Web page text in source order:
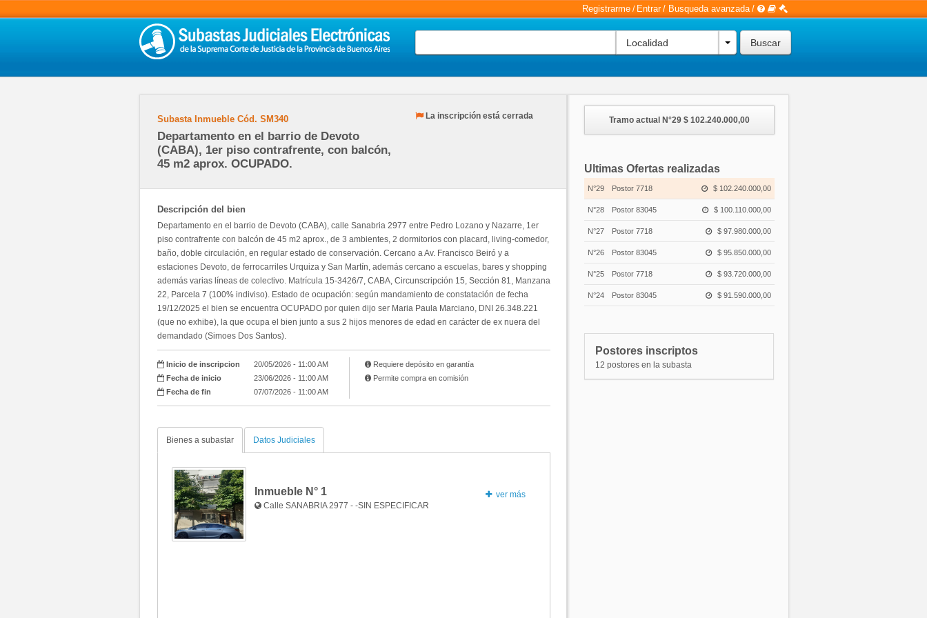
Registrarme / Entrar / Busqueda avanzada /
Localidad
Subasta Inmueble Cód. SM340
Departamento en el barrio de Devoto
(CABA), 1er piso contrafrente, con balcón,
45 m2 aprox. OCUPADO.
La inscripción está cerrada
Descripción del bien
Departamento en el barrio de Devoto (CABA), calle Sanabria 2977 entre Pedro Lozano y Nazarre, 1er
piso contrafrente con balcón de 45 m2 aprox., de 3 ambientes, 2 dormitorios con placard, living-comedor,
baño, doble circulación, en regular estado de conservación. Cercano a Av. Francisco Beiró y a
estaciones Devoto, de ferrocarriles Urquiza y San Martín, además cercano a escuelas, bares y shopping
además varias líneas de colectivo. Matrícula 15-3426/7, CABA, Circunscripción 15, Sección 81, Manzana
22, Parcela 7 (100% indiviso). Estado de ocupación: según mandamiento de constatación de fecha
19/12/2025 el bien se encuentra OCUPADO por quien dijo ser Maria Paula Marciano, DNI 26.348.221
(que no exhibe), la que ocupa el bien junto a sus 2 hijos menores de edad en carácter de ex nuera del
demandado (Simoes Dos Santos).
Inicio de inscripcion
20/05/2026 - 11:00 AM
Fecha de inicio
23/06/2026 - 11:00 AM
Fecha de fin
07/07/2026 - 11:00 AM
Requiere depósito en garantía
Permite compra en comisión
Bienes a subastar Datos Judiciales
Inmueble N° 1
Calle SANABRIA 2977 - -SIN ESPECIFICAR
ver más
Tramo actual N°29 $ 102.240.000,00
Ultimas Ofertas realizadas
N°29 Postor 7718 $ 102.240.000,00
N°28 Postor 83045 $ 100.110.000,00
N°27 Postor 7718 $ 97.980.000,00
N°26 Postor 83045 $ 95.850.000,00
N°25 Postor 7718 $ 93.720.000,00
N°24 Postor 83045 $ 91.590.000,00
N°20 Postor 83045 $ 83.070.000,00
Postores inscriptos
12 postores en la subasta